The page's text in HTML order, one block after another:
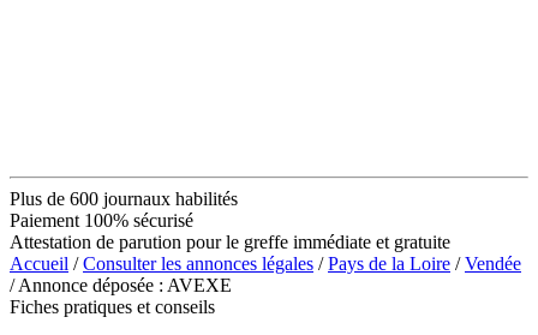
Plus de 600 journaux habilités
Paiement 100% sécurisé
Attestation de parution pour le greffe immédiate et gratuite
Accueil /Consulter les annonces légales /Pays de la Loire /Vendée
/ Annonce déposée : AVEXE
Fiches pratiques et conseils